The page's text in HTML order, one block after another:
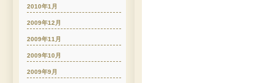
2010年1月
2009年12月
2009年11月
2009年10月
2009年9月